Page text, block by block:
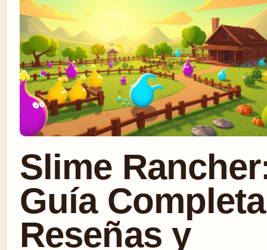
Slime
Guía
Reseñas y